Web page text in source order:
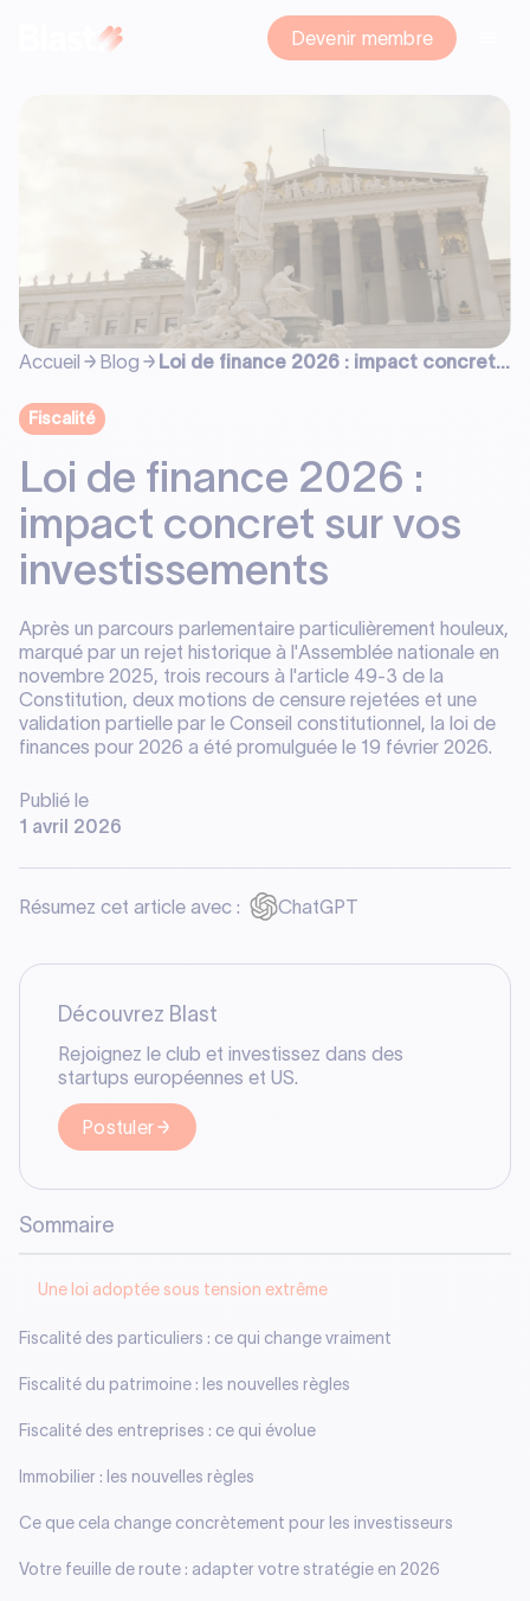
Devenir membre
Accueil Blog
Loi de finance 2026 : impact concret
Fiscalité
Loi de finance 2026 :
impact concret sur vos
investissements
Après un parcours parlementaire particulièrement houleux,
marqué par un rejet historique à l'Assemblée nationale en
novembre 2025, trois recours à l'article 49-3 de la
Constitution, deux motions de censure rejetées et une
validation partielle par le Conseil constitutionnel, la loi de
finances pour 2026 a été promulguée le 19 février 2026.
Publié le
1 avril 2026
Résumez cet article avec : ChatGPT
Découvrez Blast
Rejoignez le club et investissez dans des
startups européennes et US.
Postuler
Sommaire
Une loi adoptée sous tension extrême
Fiscalité des particuliers : ce qui change vraiment
Fiscalité du patrimoine : les nouvelles règles
Fiscalité des entreprises : ce qui évolue
Immobilier : les nouvelles règles
Ce que cela change concrètement pour les investisseurs
Votre feuille de route : adapter votre stratégie en 2026